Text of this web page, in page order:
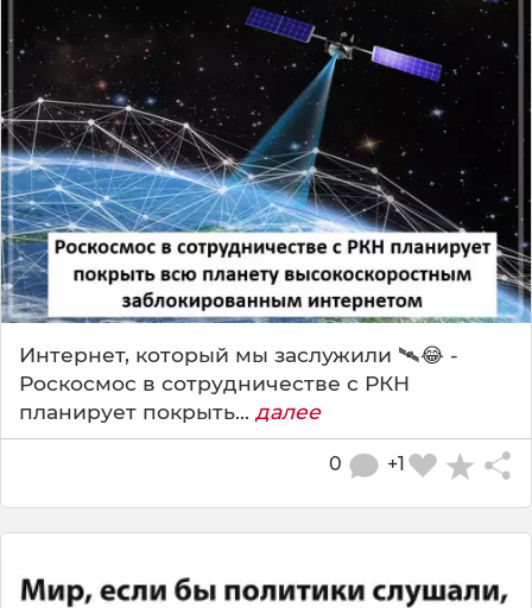
Интернет, который мы заслужили 🛰️😂 -
Роскосмос в сотрудничестве с РКН
планирует покрыть... далее
+1
0